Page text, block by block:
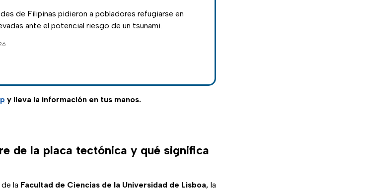
de Filipinas pidieron a pobladores refugiarse en
ante el potencial riesgo de un tsunami.
y lleva la información en tus manos.
de la placa tectónica y qué significa
la Facultad de Ciencias de la Universidad de Lisboa, la